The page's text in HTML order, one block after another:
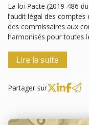
La loi Pacte (2019-486
l’audit légal des
des commissaires aux
harmonisés pour toutes
Lire la suite
Partager sur